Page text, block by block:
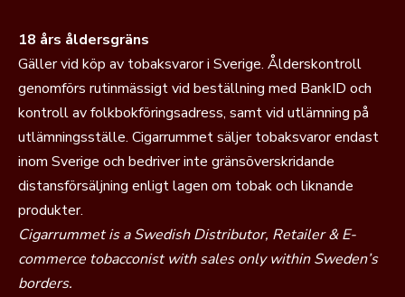
18 års åldersgräns
Gäller vid köp av tobaksvaror i Sverige. Ålderskontroll
genomförs rutinmässigt vid beställning med BankID och
kontroll av folkbokföringsadress, samt vid utlämning på
utlämningsställe. Cigarrummet säljer tobaksvaror endast
inom Sverige och bedriver inte gränsöverskridande
distansförsäljning enligt lagen om tobak och liknande
produkter.
Cigarrummet is a Swedish Distributor, Retailer & E-
commerce tobacconist with sales only within Sweden’s
borders.